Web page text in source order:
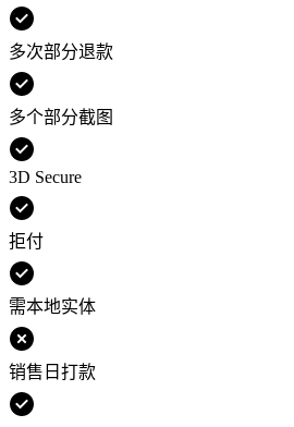
多次部分退款
多个部分截图
3D Secure
拒付
需本地实体
销售日打款